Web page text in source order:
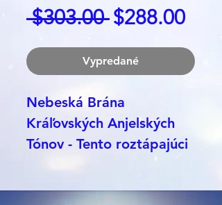
$303.00 Regular
Price
$288.00Sale
Price
Vypredané
Nebeská Brána
Kráľovských Anjelských
Tónov - Tento roztápajúci